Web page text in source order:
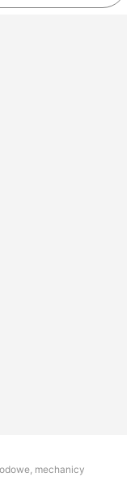
mechanicy